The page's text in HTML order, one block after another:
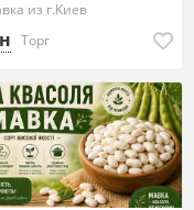
из г.Киев
Торг